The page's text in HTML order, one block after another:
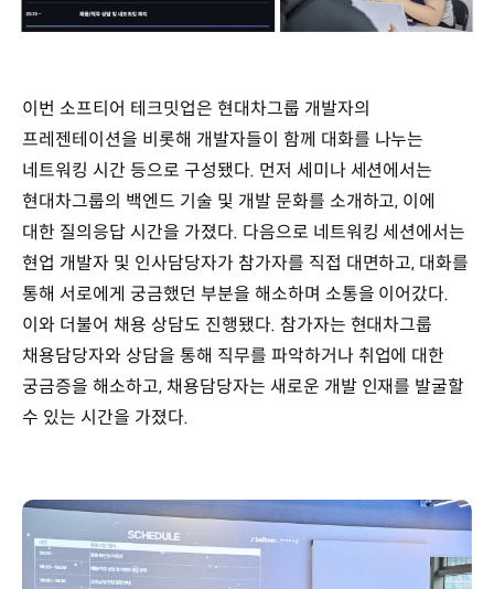
이번 소프티어 테크밋업은 현대차그룹 개발자의
프레젠테이션을 비롯해 개발자들이 함께 대화를 나누는
네트워킹 시간 등으로 구성됐다. 먼저 세미나 세션에서는
현대차그룹의 백엔드 기술 및 개발 문화를 소개하고, 이에
대한 질의응답 시간을 가졌다. 다음으로 네트워킹 세션에서는
현업 개발자 및 인사담당자가 참가자를 직접 대면하고, 대화를
통해 서로에게 궁금했던 부분을 해소하며 소통을 이어갔다.
이와 더불어 채용 상담도 진행됐다. 참가자는 현대차그룹
채용담당자와 상담을 통해 직무를 파악하거나 취업에 대한
궁금증을 해소하고, 채용담당자는 새로운 개발 인재를 발굴할
수 있는 시간을 가졌다.